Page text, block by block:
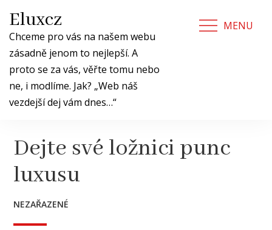
content
Eluxcz
Chceme pro vás na našem webu
zásadně jenom to nejlepší. A
proto se za vás, věřte tomu nebo
ne, i modlíme. Jak? „Web náš
vezdejší dej vám dnes…“
MENU
Dejte své ložnici punc
luxusu
NEZAŘAZENÉ